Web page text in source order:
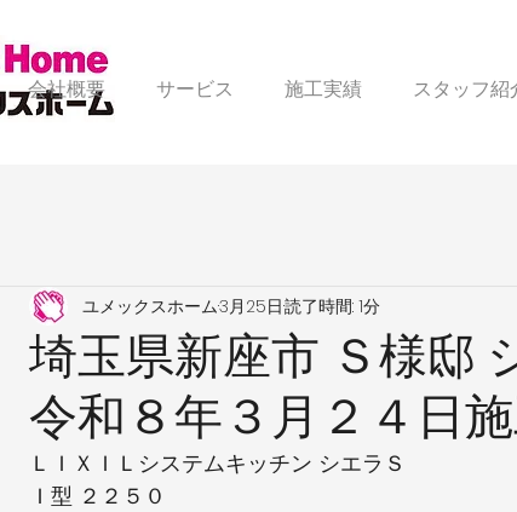
会社概要 サービス 施工実績 スタッフ紹
埼玉県新座市 Ｓ様邸
令和８年３月２４日
ユメックスホーム3月25日読了時間: 1分
ＬＩＸＩＬシステムキッチン シエラＳ
Ｉ型 ２２５０